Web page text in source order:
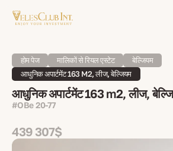
होम पेज मालिकों से रियल एस्टेट
बेल्जियम
आधुनिक अपार्टमेंट 163 M2, लीज, बेल्जियम
आधुनिक अपार्टमेंट 163 m2, लीज,
#OBe 20-77
439 307$